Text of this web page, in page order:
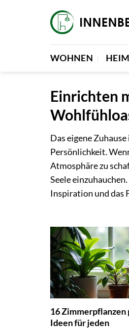
WOHNEN
Einrichten
Das eigene
Persönlichkeit.
Atmosphäre zu
Seele
Inspiration und das
16
Ideen für jeden